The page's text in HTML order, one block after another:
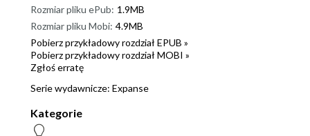
Rozmiar pliku ePub: 1.9MB
Rozmiar pliku Mobi: 4.9MB
Pobierz przykładowy rozdział EPUB »
Pobierz przykładowy rozdział MOBI »
Zgłoś erratę
Serie wydawnicze: Expanse
Kategorie